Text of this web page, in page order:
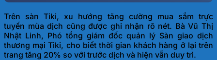
Trên sàn Tiki, xu hướng tăng cường mua sắm trực
tuyến mùa dịch cũng được ghi nhận rõ nét. Bà Vũ Thị
Nhật Linh, Phó tổng giám đốc quản lý Sàn giao dịch
thương mại Tiki, cho biết thời gian khách hàng ở lại trên
trang tăng 20% so với trước dịch và hiện vẫn duy trì.